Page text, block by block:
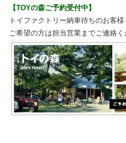
【TOYの森ご予約受付中】
トイファクトリー納車待ちのお客様
ご希望の方は担当営業までご連絡く